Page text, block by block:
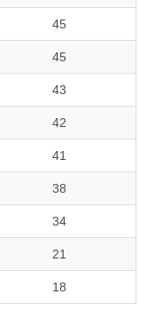
45
45
43
42
41
38
34
21
18